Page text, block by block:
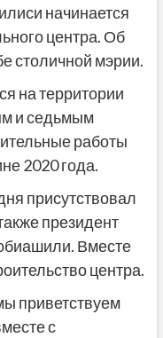
начинается
центра. Об
столичной мэрии.
на территории
и седьмым
работы
2020 года.
присутствовал
президент
Вместе
центра.
приветствуем
с